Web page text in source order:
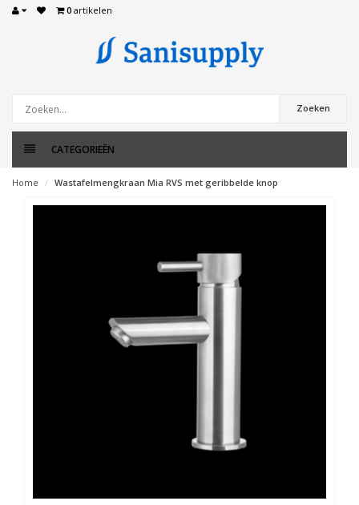
0 artikelen
Zoeken
CATEGORIEËN
Home Wastafelmengkraan Mia RVS met geribbelde knop